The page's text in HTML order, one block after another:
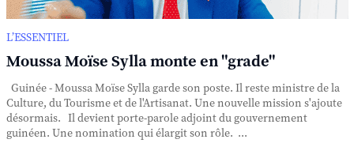
L’ESSENTIEL
Moussa Moïse Sylla monte en "grade"
Guinée - Moussa Moïse Sylla garde son poste. Il reste ministre de la
Culture, du Tourisme et de l'Artisanat. Une nouvelle mission s'ajoute
désormais. Il devient porte-parole adjoint du gouvernement
guinéen. Une nomination qui élargit son rôle. ...